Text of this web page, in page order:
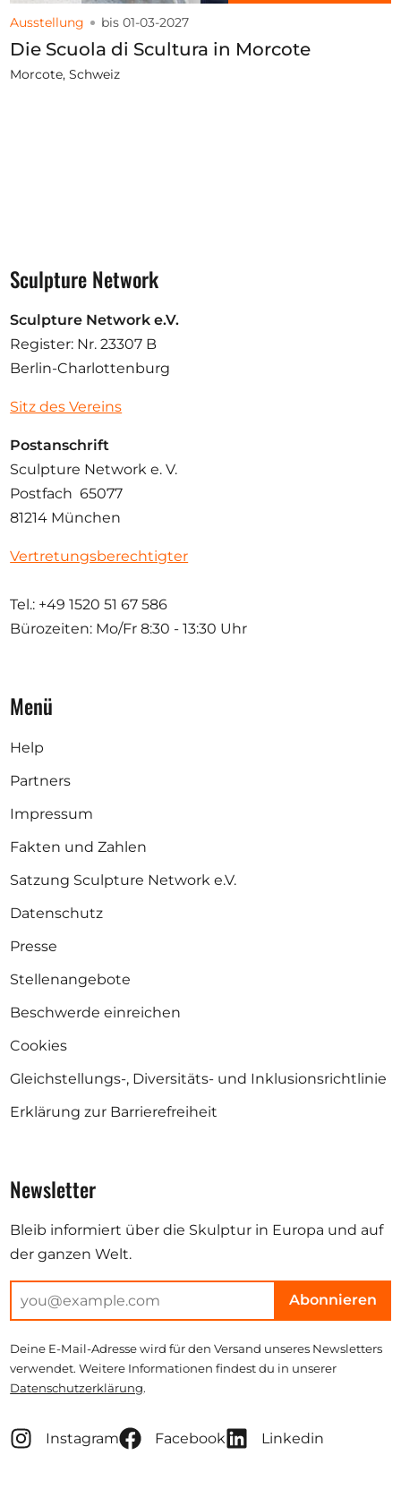
Ausstellung bis 01-03-2027
Die Scuola di Scultura in Morcote
Morcote, Schweiz
Sculpture Network
Sculpture Network e.V.
Register: Nr. 23307 B
Berlin-Charlottenburg
Sitz des Vereins
Postanschrift
Sculpture Network e. V.
Postfach 65077
81214 München
Vertretungsberechtigter
Tel.: +49 1520 51 67 586
Bürozeiten: Mo/Fr 8:30 - 13:30 Uhr
Menü
Help
Partners
Impressum
Fakten und Zahlen
Satzung Sculpture Network e.V.
Datenschutz
Presse
Stellenangebote
Beschwerde einreichen
Cookies
Gleichstellungs-, Diversitäts- und Inklusionsrichtlinie
Erklärung zur Barrierefreiheit
Newsletter
Bleib informiert über die Skulptur in Europa und auf
der ganzen Welt.
Abonnieren
Deine E-Mail-Adresse wird für den Versand unseres Newsletters
verwendet. Weitere Informationen findest du in unserer
Datenschutzerklärung.
Instagram Facebook Linkedin